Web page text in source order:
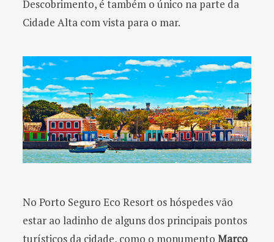
Descobrimento, é também o único na parte da
Cidade Alta com vista para o mar.
No Porto Seguro Eco Resort os hóspedes vão
estar ao ladinho de alguns dos principais pontos
turísticos da cidade, como o monumento Marco